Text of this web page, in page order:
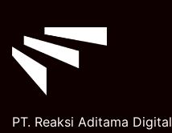
PT. Reaksi Aditama Digital